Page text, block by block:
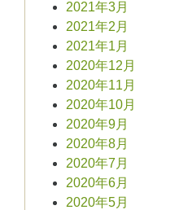
2021年3月
2021年2月
2021年1月
2020年12月
2020年11月
2020年10月
2020年9月
2020年8月
2020年7月
2020年6月
2020年5月